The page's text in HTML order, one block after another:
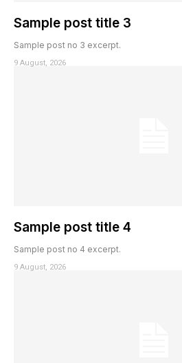
Sample post title 3
Sample post no 3 excerpt.
9 August, 2026
Sample post title 4
Sample post no 4 excerpt.
9 August, 2026